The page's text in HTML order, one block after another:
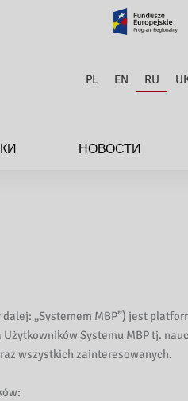
PL EN RU
НОВОСТИ
„Systemem MBP”) jest
Systemu MBP tj.
wszystkich zainteresowanych.